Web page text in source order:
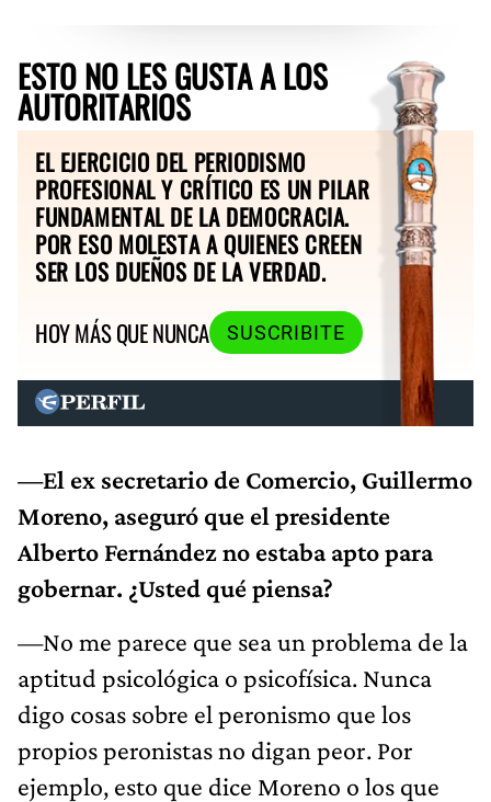
ESTO NO LES GUSTA A LOS
AUTORITARIOS
EL EJERCICIO DEL PERIODISMO
PROFESIONAL Y CRÍTICO ES UN PILAR
FUNDAMENTAL DE LA DEMOCRACIA.
POR ESO MOLESTA A QUIENES CREEN
SER LOS DUEÑOS DE LA VERDAD.
HOY MÁS QUE NUNCA
SUSCRIBITE
—El ex secretario de Comercio, Guillermo
Moreno, aseguró que el presidente
Alberto Fernández no estaba apto para
gobernar. ¿Usted qué piensa?
—No me parece que sea un problema de la
aptitud psicológica o psicofísica. Nunca
digo cosas sobre el peronismo que los
propios peronistas no digan peor. Por
ejemplo, esto que dice Moreno o los que